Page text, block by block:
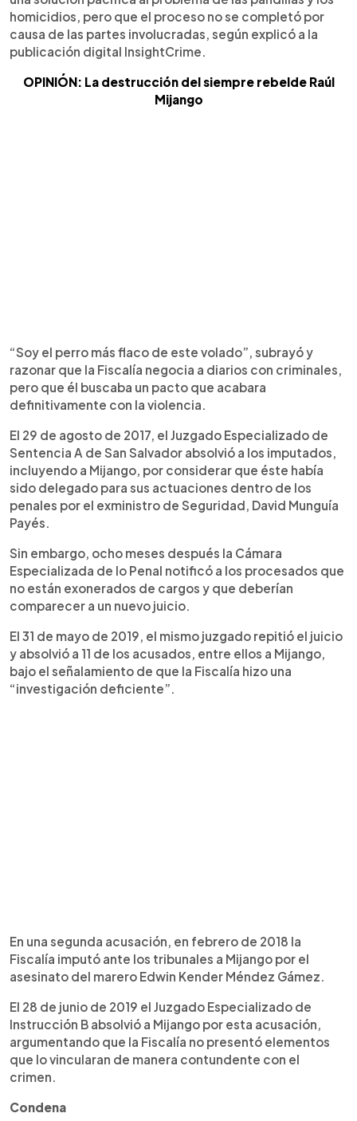
homicidios, pero que el proceso no se completó por
causa de las partes involucradas, según explicó a la
publicación digital InsightCrime.
OPINIÓN: La destrucción del siempre rebelde Raúl
Mijango
“Soy el perro más flaco de este volado”, subrayó y
razonar que la Fiscalía negocia a diarios con criminales,
pero que él buscaba un pacto que acabara
definitivamente con la violencia.
El 29 de agosto de 2017, el Juzgado Especializado de
Sentencia A de San Salvador absolvió a los imputados,
incluyendo a Mijango, por considerar que éste había
sido delegado para sus actuaciones dentro de los
penales por el exministro de Seguridad, David Munguía
Payés.
Sin embargo, ocho meses después la Cámara
Especializada de lo Penal notificó a los procesados que
no están exonerados de cargos y que deberían
comparecer a un nuevo juicio.
El 31 de mayo de 2019, el mismo juzgado repitió el juicio
y absolvió a 11 de los acusados, entre ellos a Mijango,
bajo el señalamiento de que la Fiscalía hizo una
“investigación deficiente”.
En una segunda acusación, en febrero de 2018 la
Fiscalía imputó ante los tribunales a Mijango por el
asesinato del marero Edwin Kender Méndez Gámez.
El 28 de junio de 2019 el Juzgado Especializado de
Instrucción B absolvió a Mijango por esta acusación,
argumentando que la Fiscalía no presentó elementos
que lo vincularan de manera contundente con el
crimen.
Condena